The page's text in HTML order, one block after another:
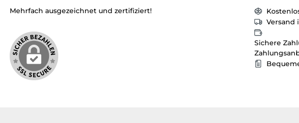
Mehrfach ausgezeichnet und zertifiziert!
Versand
Sichere